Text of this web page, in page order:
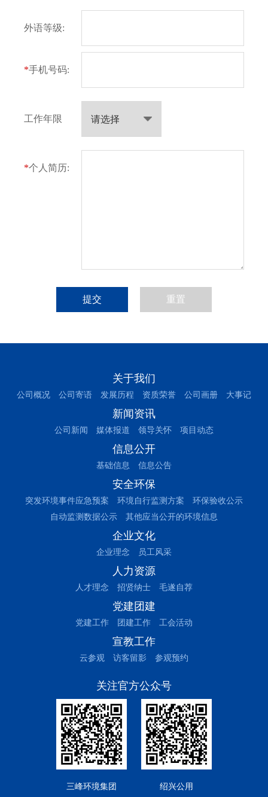
外语等级:
*手机号码:
工作年限
*个人简历:
重置
关于我们
公司概况 公司寄语 发展历程 资质荣誉 公司画册 大事记
新闻资讯
公司新闻 媒体报道 领导关怀 项目动态
信息公开
基础信息 信息公告
安全环保
突发环境事件应急预案 环境自行监测方案
环保验收公示
自动监测数据公示
其他应当公开的环境信息
企业文化
企业理念 员工风采
人力资源
人才理念 招贤纳士 毛遂自荐
党建团建
党建工作 团建工作 工会活动
宣教工作
云参观 访客留影 参观预约
关注官方公众号
三峰环境集团 绍兴公用